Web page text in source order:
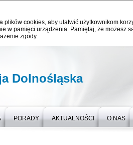
plików cookies, aby ułatwić użytkownikom
w pamięci urządzenia. Pamiętaj, że możesz
zgody.
Dolnośląska
PORADY AKTUALNOŚCI O NAS